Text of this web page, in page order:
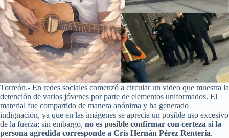
Torreón.- En redes sociales comenzó a circular un video que muestra la
detención de varios jóvenes por parte de elementos uniformados. El
material fue compartido de manera anónima y ha generado
indignación, ya que en las imágenes se aprecia un posible uso excesivo
de la fuerza; sin embargo, no es posible confirmar con certeza si la
persona agredida corresponde a Cris Hernán Pérez Rentería.